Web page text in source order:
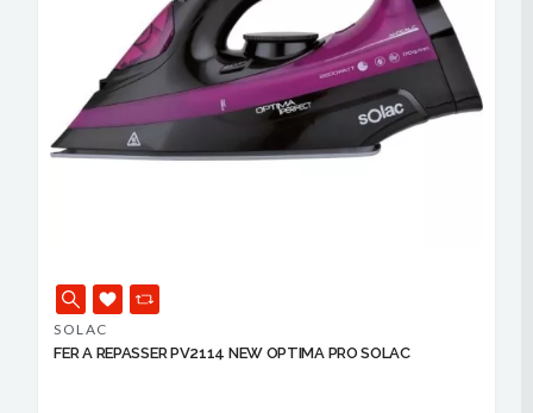
SOLAC
FER A REPASSER PV2114 NEW OPTIMA PRO SOLAC